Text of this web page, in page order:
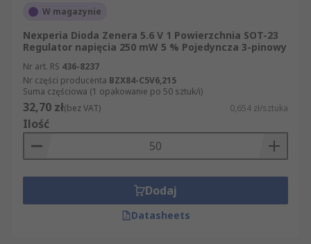
W magazynie
Nexperia Dioda Zenera 5.6 V 1 Powierzchnia SOT-23
Regulator napięcia 250 mW 5 % Pojedyncza 3-pinowy
Nr art. RS 436-8237
Nr części producenta BZX84-C5V6,215
Suma częściowa (1 opakowanie po 50 sztuk/i)
32,70 zł(bez VAT) 0,654 zł/sztuka
Ilość
Dodaj
Datasheets